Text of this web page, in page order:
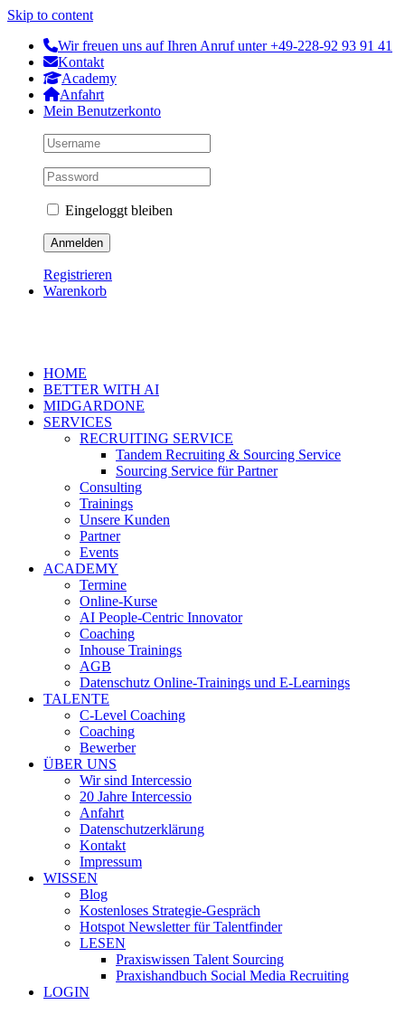
Skip to content
Wir freuen uns auf Ihren Anruf unter +49-228-92 93 91 41
Kontakt
Academy
Anfahrt
Mein Benutzerkonto
Eingeloggt bleiben
Registrieren
Warenkorb
HOME
BETTER WITH AI
MIDGARDONE
SERVICES
RECRUITING SERVICE
Tandem Recruiting & Sourcing Service
Sourcing Service für Partner
Consulting
Trainings
Unsere Kunden
Partner
Events
ACADEMY
Termine
Online-Kurse
AI People-Centric Innovator
Coaching
Inhouse Trainings
AGB
Datenschutz Online-Trainings und E-Learnings
TALENTE
C-Level Coaching
Coaching
Bewerber
ÜBER UNS
Wir sind Intercessio
20 Jahre Intercessio
Anfahrt
Datenschutzerklärung
Kontakt
Impressum
WISSEN
Blog
Kostenloses Strategie-Gespräch
Hotspot Newsletter für Talentfinder
LESEN
Praxiswissen Talent Sourcing
Praxishandbuch Social Media Recruiting
LOGIN